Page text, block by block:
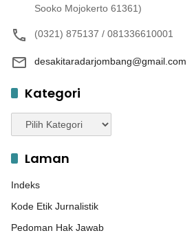
Sooko Mojokerto 61361)
(0321) 875137 / 081336610001
desakitaradarjombang@gmail.com
Kategori
Kategori
Laman
Indeks
Kode Etik Jurnalistik
Pedoman Hak Jawab